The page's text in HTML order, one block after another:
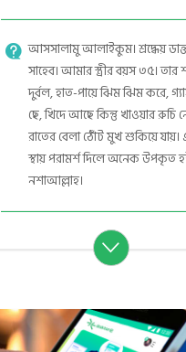
আসসালামু আলাইকুম। শ্রদ্ধেয়
সাহেব। আমার স্ত্রীর বয়স ৩৫। তার
দুর্বল, হাত-পায়ে ঝিম ঝিম করে,
ছে, খিদে আছে কিন্তু খাওয়ার রুচি
রাতের বেলা ঠোঁট মুখ শুকিয়ে
স্থায় পরামর্শ দিলে অনেক উপকৃত
নশাআল্লাহ।